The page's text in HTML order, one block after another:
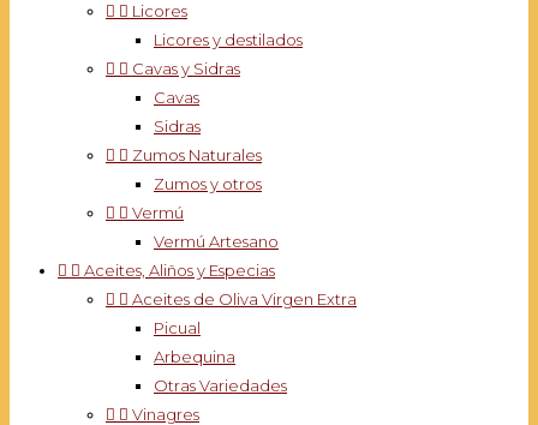
  Licores
Licores y destilados
  Cavas y Sidras
Cavas
Sidras
  Zumos Naturales
Zumos y otros
  Vermú
Vermú Artesano
  Aceites, Aliños y Especias
  Aceites de Oliva Virgen Extra
Picual
Arbequina
Otras Variedades
  Vinagres